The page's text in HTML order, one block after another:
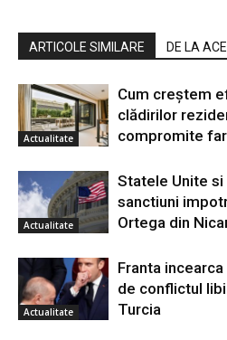
ARTICOLE SIMILARE DE LA
Actualitate
Cum creștem
clădirilor
compromite
Actualitate
Statele Unite
sanctiuni
Ortega din
Actualitate
Franta
de conflictul
Turcia